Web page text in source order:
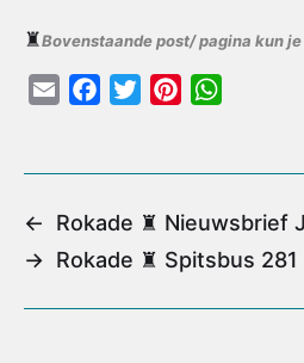
♜Bovenstaande post/ pagina kun
i
l
e
b
o
k
t
t
r
t
e
e
s
t
s
p
p
←
Rokade ♜ Nieuwsbrief
→ Rokade ♜ Spitsbus 281